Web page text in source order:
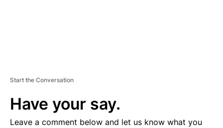
Start the Conversation
Have your say.
Leave a comment below and let us know what you